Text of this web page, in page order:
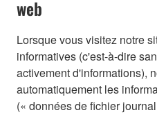
web
Lorsque vous visitez notre
informatives (c'est-à-dire
activement d'informations),
automatiquement les
(« données de fichier